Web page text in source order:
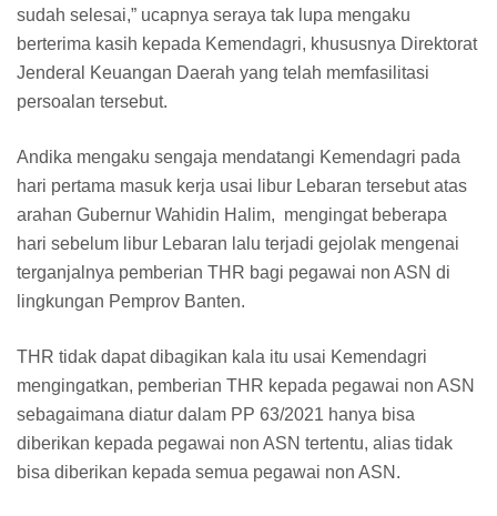
sudah selesai,” ucapnya seraya tak lupa mengaku
berterima kasih kepada Kemendagri, khususnya Direktorat
Jenderal Keuangan Daerah yang telah memfasilitasi
persoalan tersebut.
Andika mengaku sengaja mendatangi Kemendagri pada
hari pertama masuk kerja usai libur Lebaran tersebut atas
arahan Gubernur Wahidin Halim, mengingat beberapa
hari sebelum libur Lebaran lalu terjadi gejolak mengenai
terganjalnya pemberian THR bagi pegawai non ASN di
lingkungan Pemprov Banten.
THR tidak dapat dibagikan kala itu usai Kemendagri
mengingatkan, pemberian THR kepada pegawai non ASN
sebagaimana diatur dalam PP 63/2021 hanya bisa
diberikan kepada pegawai non ASN tertentu, alias tidak
bisa diberikan kepada semua pegawai non ASN.